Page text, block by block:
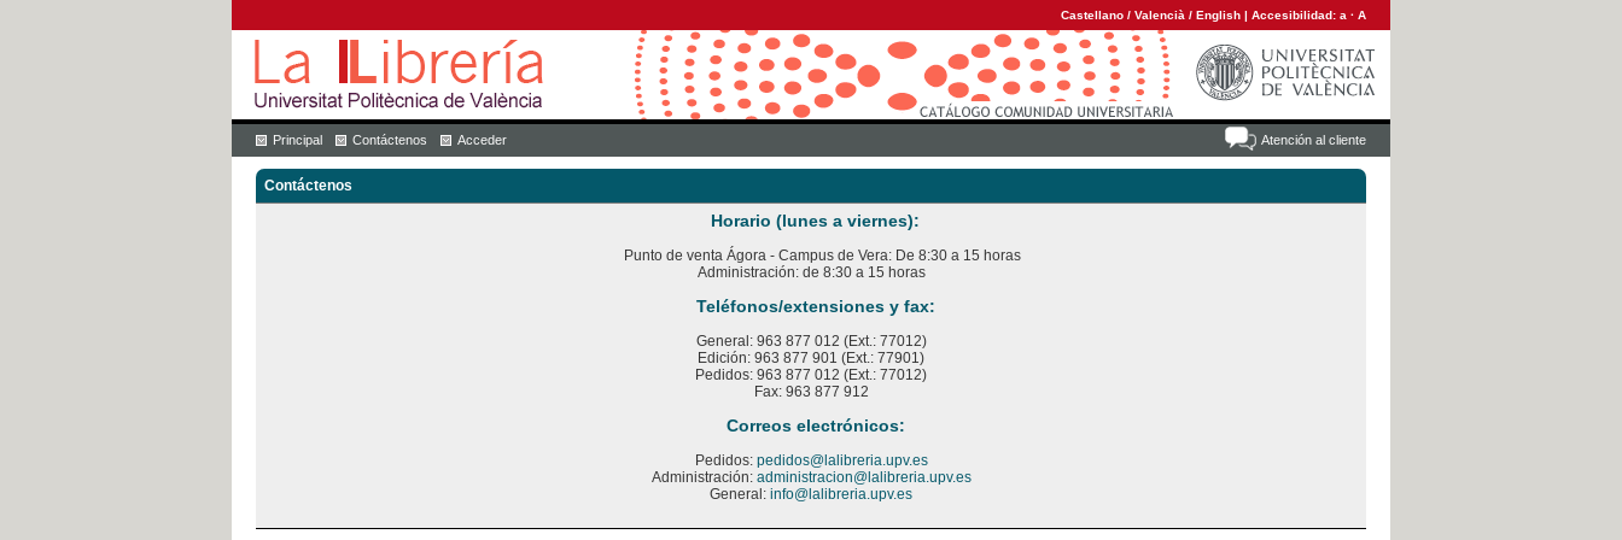
Castellano / Valencià / English | Accesibilidad: a · A
Atención al cliente
Principal Contáctenos Acceder
Contáctenos
Horario (lunes a viernes):
Punto de venta Ágora - Campus de Vera: De 8:30 a 15 horas
Administración: de 8:30 a 15 horas
Teléfonos/extensiones y fax:
General: 963 877 012 (Ext.: 77012)
Edición: 963 877 901 (Ext.: 77901)
Pedidos: 963 877 012 (Ext.: 77012)
Fax: 963 877 912
Correos electrónicos:
Pedidos: pedidos@lalibreria.upv.es
Administración: administracion@lalibreria.upv.es
General: info@lalibreria.upv.es